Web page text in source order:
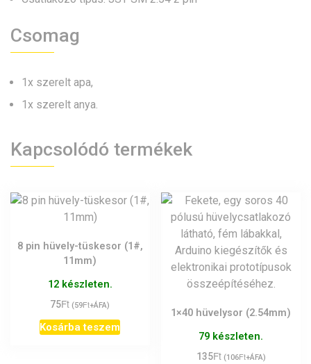
Csomag
1x szerelt apa,
1x szerelt anya.
Kapcsolódó termékek
8 pin hüvely-tüskesor (1#,
11mm)
12 készleten.
75Ft (59Ft+ÁFA)
Kosárba teszem
1×40 hüvelysor (2.54mm)
79 készleten.
135Ft (106Ft+ÁFA)